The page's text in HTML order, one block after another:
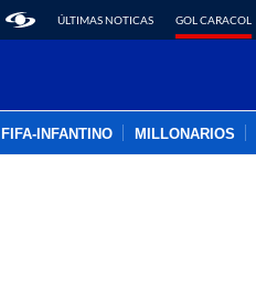
ÚLTIMAS NOTICAS GOL CARACOL
FIFA-INFANTINO MILLONARIOS